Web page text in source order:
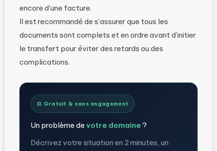
encore d’une facture.
Il est recommandé de s’assurer que tous les
documents sont complets et en ordre avant d’initier
le transfert pour éviter des retards ou des
complications.
⚖️ Gratuit & sans engagement
Un problème de votre domaine ?
Décrivez votre situation en 2 minutes, un